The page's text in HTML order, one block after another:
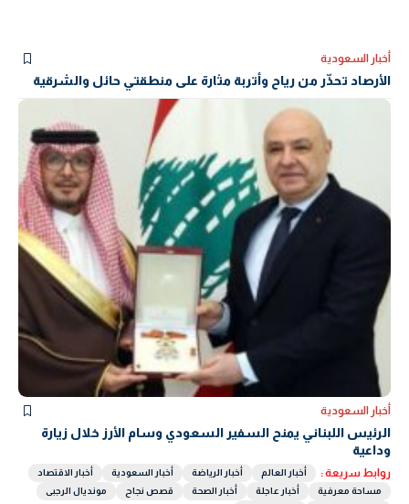
أخبار السعودية
الأرصاد تحذّر من رياح وأتربة مثارة على منطقتي حائل والشرقية
أخبار السعودية
الرئيس اللبناني يمنح السفير السعودي وسام الأرز خلال زيارة
وداعية
روابط سريعة : أخبار العالم أخبار الرياضة أخبار السعودية
أخبار الاقتصاد
مساحة معرفية
أخبار عاجلة أخبار الصحة قصص نجاح
مونديال الرجبى